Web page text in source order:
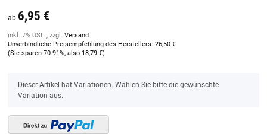
ab 6,95 €
inkl. 7% USt. , zzgl. Versand
Unverbindliche Preisempfehlung des Herstellers: 26,50 €
(Sie sparen 70.91%, also 18,79 €)
x
Dieser Artikel hat Variationen. Wählen Sie bitte die gewünschte
Variation aus.